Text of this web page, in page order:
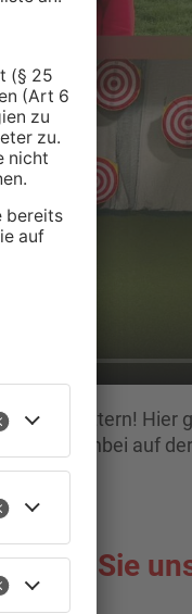
nicht zittern! Hier
nebenbei auf
Sie